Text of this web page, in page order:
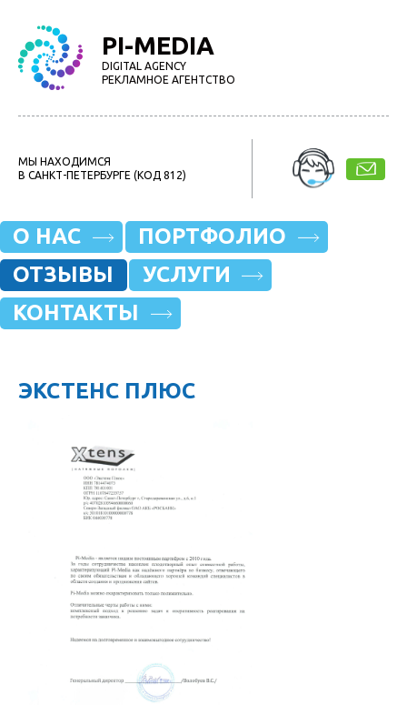
PI-MEDIA
DIGITAL AGENCY
РЕКЛАМНОЕ АГЕНТСТВО
МЫ НАХОДИМСЯ
В САНКТ-ПЕТЕРБУРГЕ (КОД 812)
О НАС
ПОРТФОЛИО
ОТЗЫВЫ
УСЛУГИ
КОНТАКТЫ
ЭКСТЕНС ПЛЮС